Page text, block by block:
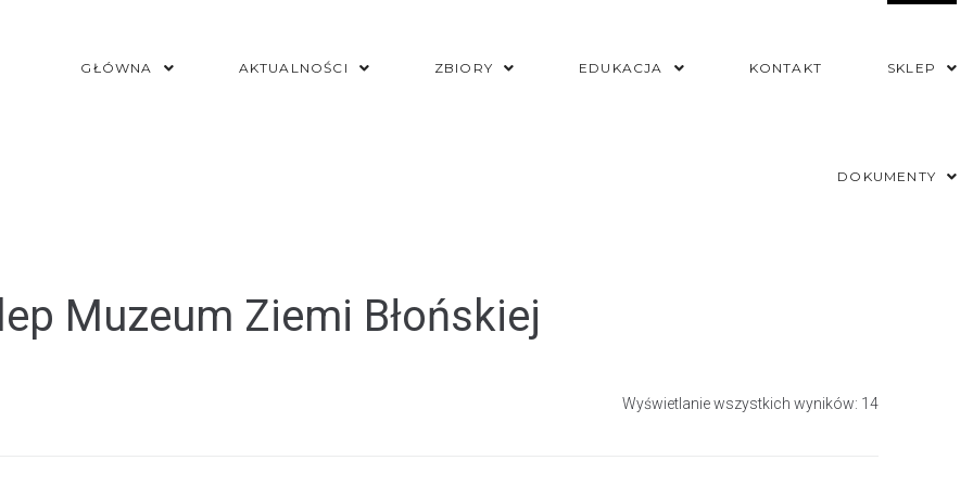
GŁÓWNA AKTUALNOŚCI ZBIORY EDUKACJA KONTAKT SKLEP
DOKUMENTY
Muzeum Ziemi Błońskiej
Wyświetlanie wszystkich wyników: 14